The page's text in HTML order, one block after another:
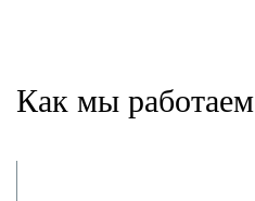
Как мы работаем